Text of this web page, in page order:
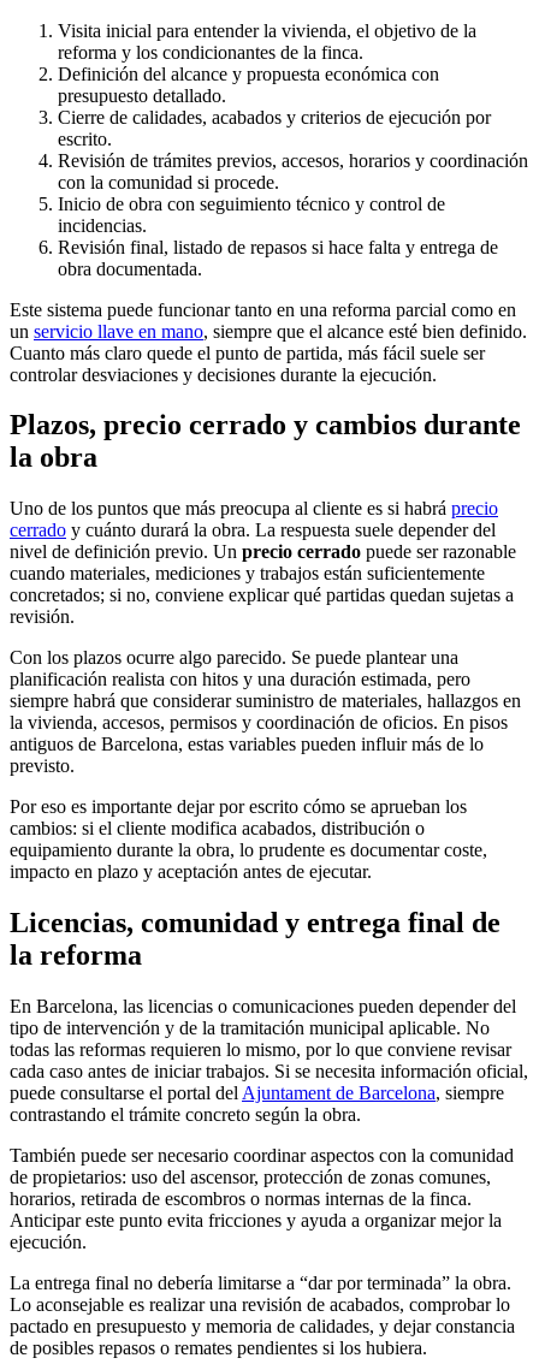
Visita inicial para entender la vivienda, el objetivo de la
reforma y los condicionantes de la finca.
Definición del alcance y propuesta económica con
presupuesto detallado.
Cierre de calidades, acabados y criterios de ejecución por
escrito.
Revisión de trámites previos, accesos, horarios y coordinación
con la comunidad si procede.
Inicio de obra con seguimiento técnico y control de
incidencias.
Revisión final, listado de repasos si hace falta y entrega de
obra documentada.
Este sistema puede funcionar tanto en una reforma parcial como en
un servicio llave en mano, siempre que el alcance esté bien definido.
Cuanto más claro quede el punto de partida, más fácil suele ser
controlar desviaciones y decisiones durante la ejecución.
Plazos, precio cerrado y cambios durante
la obra
Uno de los puntos que más preocupa al cliente es si habrá precio
cerrado y cuánto durará la obra. La respuesta suele depender del
nivel de definición previo. Un precio cerrado puede ser razonable
cuando materiales, mediciones y trabajos están suficientemente
concretados; si no, conviene explicar qué partidas quedan sujetas a
revisión.
Con los plazos ocurre algo parecido. Se puede plantear una
planificación realista con hitos y una duración estimada, pero
siempre habrá que considerar suministro de materiales, hallazgos en
la vivienda, accesos, permisos y coordinación de oficios. En pisos
antiguos de Barcelona, estas variables pueden influir más de lo
previsto.
Por eso es importante dejar por escrito cómo se aprueban los
cambios: si el cliente modifica acabados, distribución o
equipamiento durante la obra, lo prudente es documentar coste,
impacto en plazo y aceptación antes de ejecutar.
Licencias, comunidad y entrega final de
la reforma
En Barcelona, las licencias o comunicaciones pueden depender del
tipo de intervención y de la tramitación municipal aplicable. No
todas las reformas requieren lo mismo, por lo que conviene revisar
cada caso antes de iniciar trabajos. Si se necesita información oficial,
puede consultarse el portal del Ajuntament de Barcelona, siempre
contrastando el trámite concreto según la obra.
También puede ser necesario coordinar aspectos con la comunidad
de propietarios: uso del ascensor, protección de zonas comunes,
horarios, retirada de escombros o normas internas de la finca.
Anticipar este punto evita fricciones y ayuda a organizar mejor la
ejecución.
La entrega final no debería limitarse a “dar por terminada” la obra.
Lo aconsejable es realizar una revisión de acabados, comprobar lo
pactado en presupuesto y memoria de calidades, y dejar constancia
de posibles repasos o remates pendientes si los hubiera.